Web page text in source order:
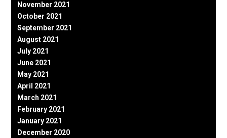
November 2021
October 2021
September 2021
August 2021
July 2021
June 2021
May 2021
April 2021
March 2021
February 2021
January 2021
December 2020